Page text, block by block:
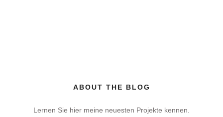
ABOUT THE BLOG
Lernen Sie hier meine neuesten Projekte kennen.